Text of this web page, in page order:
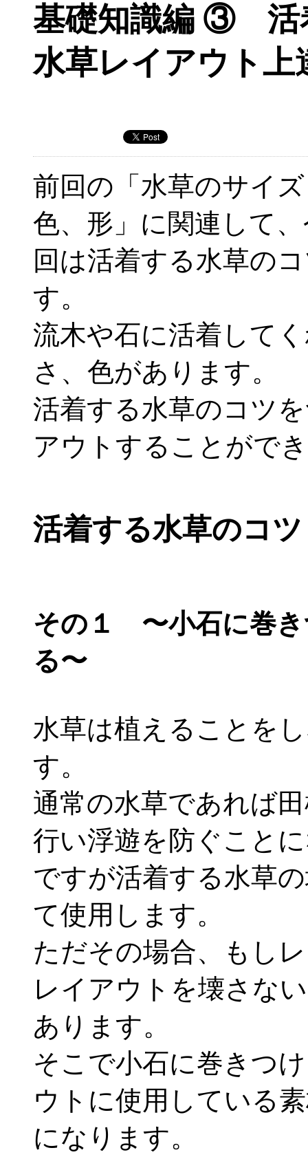
基礎知識編 ③ 活
水草レイアウト上
前回の「水草のサイ
色、形」に関連して
回は活着する水草の
す。
流木や石に活着して
さ、色があります。
活着する水草のコツ
アウトすることがで
活着する水草のコツ
その１ 〜小石に巻き
る〜
水草は植えることを
す。
通常の水草であれば
行い浮遊を防ぐこと
ですが活着する水草
て使用します。
ただその場合、もし
レイアウトを壊さな
あります。
そこで小石に巻きつ
ウトに使用している
になります。